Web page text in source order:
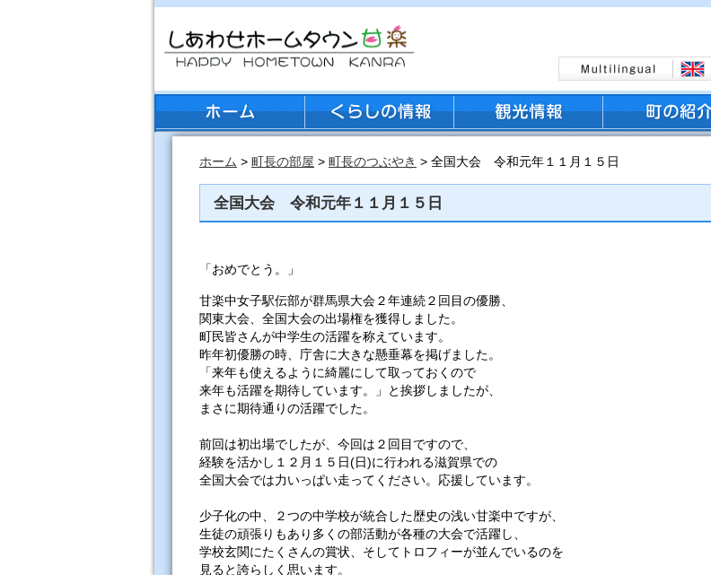
ホーム > 町長の部屋 > 町長のつぶやき > 全国大会 令和元年１１月１５日
全国大会 令和元年１１月１５日
「おめでとう。」
甘楽中女子駅伝部が群馬県大会２年連続２回目の優勝、
関東大会、全国大会の出場権を獲得しました。
町民皆さんが中学生の活躍を称えています。
昨年初優勝の時、庁舎に大きな懸垂幕を掲げました。
「来年も使えるように綺麗にして取っておくので
来年も活躍を期待しています。」と挨拶しましたが、
まさに期待通りの活躍でした。
前回は初出場でしたが、今回は２回目ですので、
経験を活かし１２月１５日(日)に行われる滋賀県での
全国大会では力いっぱい走ってください。応援しています。
少子化の中、２つの中学校が統合した歴史の浅い甘楽中ですが、
生徒の頑張りもあり多くの部活動が各種の大会で活躍し、
学校玄関にたくさんの賞状、そしてトロフィーが並んでいるのを
見ると誇らしく思います。